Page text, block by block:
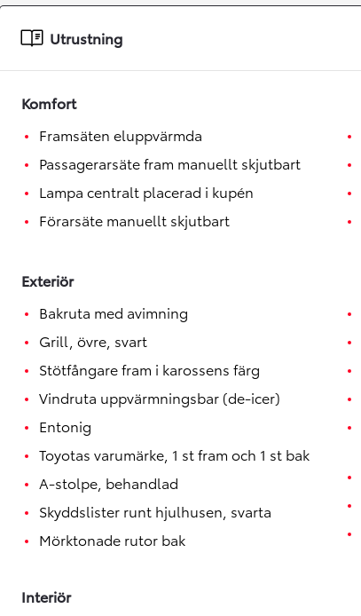
Utrustning
Komfort
Framsäten eluppvärmda
Passagerarsäte fram manuellt skjutbart
Lampa centralt placerad i kupén
Förarsäte manuellt skjutbart
Exteriör
Bakruta med avimning
Grill, övre, svart
Stötfångare fram i karossens färg
Vindruta uppvärmningsbar (de-icer)
Entonig
Toyotas varumärke, 1 st fram och 1 st bak
A-stolpe, behandlad
Skyddslister runt hjulhusen, svarta
Mörktonade rutor bak
Interiör